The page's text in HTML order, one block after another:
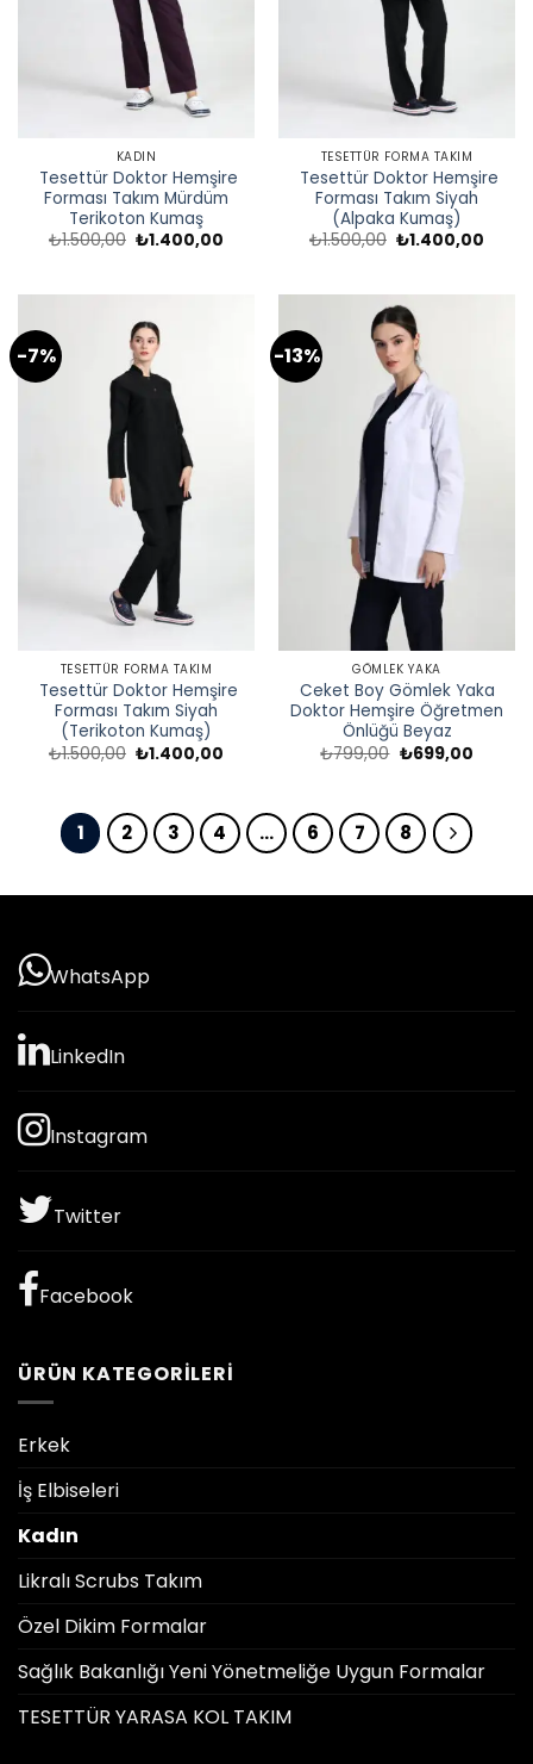
KADIN
Tesettür Doktor Hemşire
Forması Takım Mürdüm
Terikoton Kumaş
₺1.500,00 Orijinal
₺1.400,00
TESETTÜR FORMA TAKIM
Tesettür Doktor Hemşire
Forması Takım Siyah
(Alpaka Kumaş)
₺1.500,00 Orijinal
₺1.400,00
-7%
TESETTÜR FORMA TAKIM
Tesettür Doktor Hemşire
Forması Takım Siyah
(Terikoton Kumaş)
₺1.500,00 Orijinal
₺1.400,00
-13%
GÖMLEK YAKA
Ceket Boy Gömlek Yaka
Doktor Hemşire Öğretmen
Önlüğü Beyaz
₺799,00 Orijinal
₺699,00Şu
1 2 3 4 … 6 7 8
WhatsApp
LinkedIn
Instagram
Twitter
Facebook
ÜRÜN KATEGORILERI
Erkek
İş Elbiseleri
Kadın
Likralı Scrubs Takım
Özel Dikim Formalar
Sağlık Bakanlığı Yeni Yönetmeliğe Uygun Formalar
TESETTÜR YARASA KOL TAKIM